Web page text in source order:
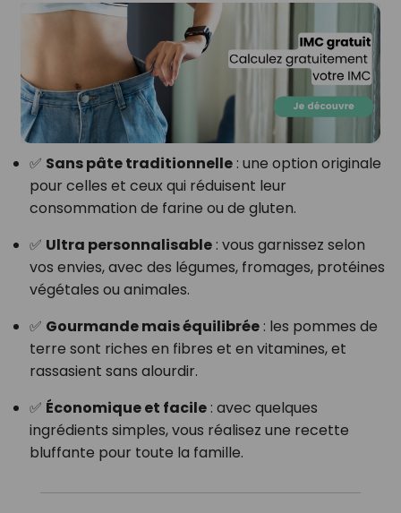
✅ Sans pâte traditionnelle: une option originale
pour celles et ceux qui réduisent leur
consommation de farine ou de gluten.
✅ Ultra personnalisable: vous garnissez selon
vos envies, avec des légumes, fromages, protéines
végétales ou animales.
✅ Gourmande mais équilibrée: les pommes de
terre sont riches en fibres et en vitamines, et
rassasient sans alourdir.
✅ Économique et facile: avec quelques
ingrédients simples, vous réalisez une recette
bluffante pour toute la famille.